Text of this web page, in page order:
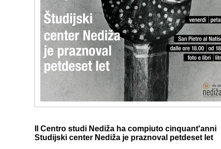
Il Centro studi Nediža ha compiuto cinquant'anni
Studijski center Nediža je praznoval petdeset let